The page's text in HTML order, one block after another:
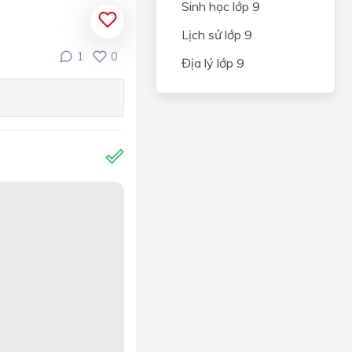
1 0
Sinh học lớp 9
Lịch sử lớp 9
Địa lý lớp 9